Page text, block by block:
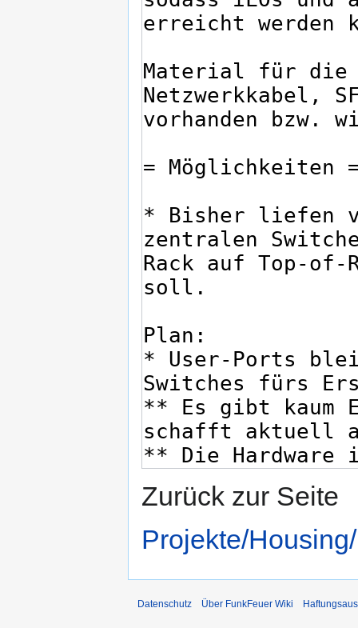
Zurück zur Seite
Projekte/
Datenschutz Über FunkFeuer Wiki